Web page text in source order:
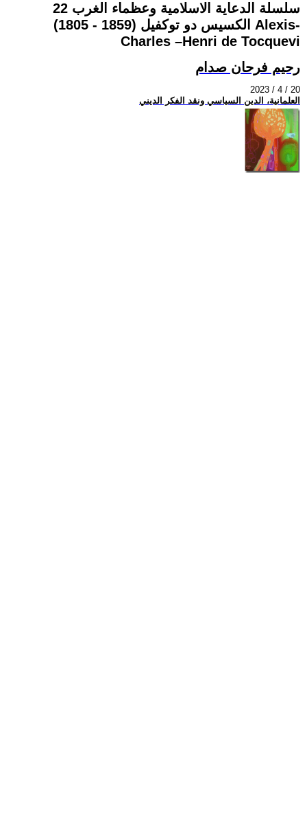
سلسلة الدعاية الاسلامية وعظماء الغرب 22
الكسيس دو توكفيل (1859 - 1805) Alexis-
Charles –Henri de Tocquevi
رحيم فرحان صدام
2023 / 4 / 20
العلمانية، الدين السياسي ونقد الفكر الديني